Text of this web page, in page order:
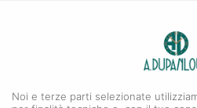
Noi e terze parti selezionate